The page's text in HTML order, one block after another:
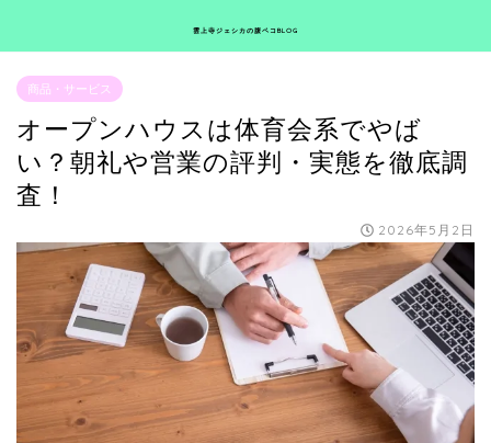
雲上寺ジェシカの腹ペコBLOG
商品・サービス
オープンハウスは体育会系でやば
い？朝礼や営業の評判・実態を徹底調
査！
2026年5月2日